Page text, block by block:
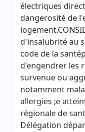
électriques
dangerosité de
d'insalubrité au
code de la
d'engendrer les
survenue ou
notamment
allergies ;e
régionale de
Délégation